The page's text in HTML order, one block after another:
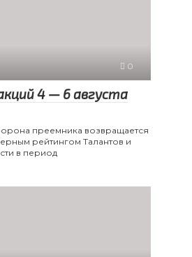
0
4 — 6 августа
преемника возвращается
рейтингом Талантов и
в период